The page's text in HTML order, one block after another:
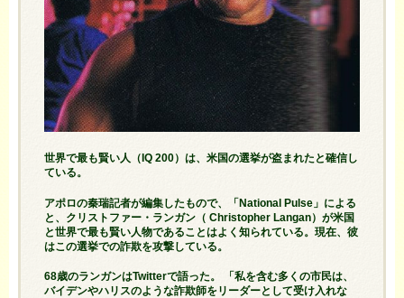
世界で最も賢い人（IQ 200）は、米国の選挙が盗まれたと確信し
ている。
アポロの秦瑞記者が編集したもので、「National Pulse」による
と、クリストファー・ランガン（ Christopher Langan）が米国
と世界で最も賢い人物であることはよく知られている。現在、彼
はこの選挙での詐欺を攻撃している。
68歳のランガンはTwitterで語った。 「私を含む多くの市民は、
バイデンやハリスのような詐欺師をリーダーとして受け入れな